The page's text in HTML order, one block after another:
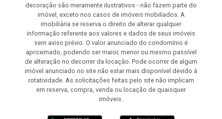
decoração são meramente ilustrativos - não fazem parte do
imóvel, exceto nos casos de imóveis mobiliados. A
imobiliária se reserva o direito de alterar qualquer
informação referente aos valores e dados de seus imóveis
sem aviso prévio. O valor anunciado do condomínio é
aproximado, podendo ser maior, menor ou mesmo passível
de alteração no decorrer da locação. Pode ocorrer de algum
imóvel anunciado no site não estar mais disponível devido à
rotatividade. As solicitações feitas pelo site não implicam
em reserva, compra, venda ou locação de quaisquer
imóveis.